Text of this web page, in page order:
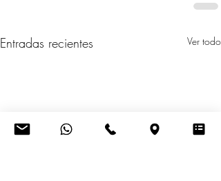
Entradas recientes Ver todo